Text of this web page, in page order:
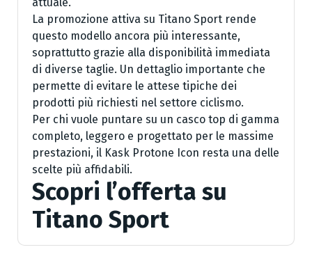
La promozione attiva su Titano Sport rende
questo modello ancora più interessante,
soprattutto grazie alla disponibilità immediata
di diverse taglie. Un dettaglio importante che
permette di evitare le attese tipiche dei
prodotti più richiesti nel settore ciclismo.
Per chi vuole puntare su un casco top di gamma
completo, leggero e progettato per le massime
prestazioni, il Kask Protone Icon resta una delle
scelte più affidabili.
Scopri l’offerta su
Titano Sport